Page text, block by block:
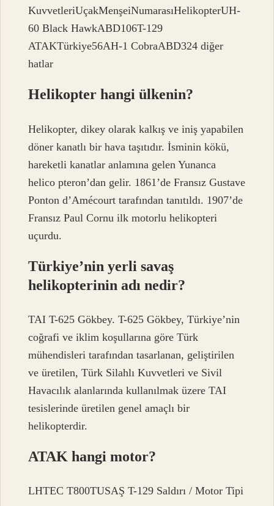
KuvvetleriUçakMenşeiNumarasıHelikopterUH-
60 Black HawkABD106T-129
ATAKTürkiye56AH-1 CobraABD324 diğer
hatlar
Helikopter hangi ülkenin?
Helikopter, dikey olarak kalkış ve iniş yapabilen
döner kanatlı bir hava taşıtıdır. İsminin kökü,
hareketli kanatlar anlamına gelen Yunanca
helico pteron’dan gelir. 1861’de Fransız Gustave
Ponton d’Amécourt tarafından tanıtıldı. 1907’de
Fransız Paul Cornu ilk motorlu helikopteri
uçurdu.
Türkiye’nin yerli savaş
helikopterinin adı nedir?
TAI T-625 Gökbey. T-625 Gökbey, Türkiye’nin
coğrafi ve iklim koşullarına göre Türk
mühendisleri tarafından tasarlanan, geliştirilen
ve üretilen, Türk Silahlı Kuvvetleri ve Sivil
Havacılık alanlarında kullanılmak üzere TAI
tesislerinde üretilen genel amaçlı bir
helikopterdir.
ATAK hangi motor?
LHTEC T800TUSAŞ T-129 Saldırı / Motor Tipi